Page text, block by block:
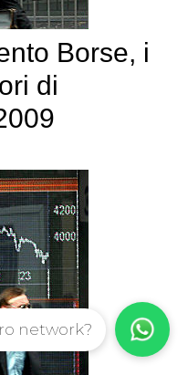
Borse, i
di
network?